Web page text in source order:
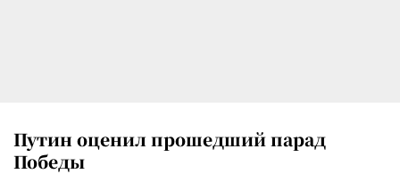
Путин оценил прошедший парад
Победы